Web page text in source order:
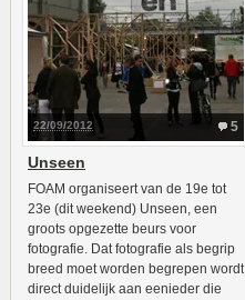
5
22/09/2012
Unseen
FOAM organiseert van de 19e tot
23e (dit weekend) Unseen, een
groots opgezette beurs voor
fotografie. Dat fotografie als begrip
breed moet worden begrepen wordt
direct duidelijk aan eenieder die